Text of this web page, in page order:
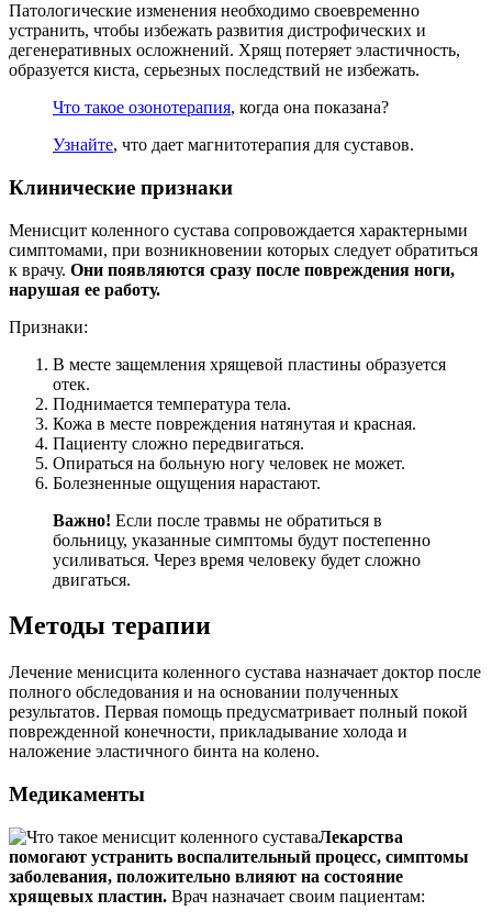
Патологические изменения необходимо своевременно
устранить, чтобы избежать развития дистрофических и
дегенеративных осложнений. Хрящ потеряет эластичность,
образуется киста, серьезных последствий не избежать.
Что такое озонотерапия, когда она показана?
Узнайте, что дает магнитотерапия для суставов.
Клинические признаки
Менисцит коленного сустава сопровождается характерными
симптомами, при возникновении которых следует обратиться
к врачу. Они появляются сразу после повреждения ноги,
нарушая ее работу.
Признаки:
В месте защемления хрящевой пластины образуется
отек.
Поднимается температура тела.
Кожа в месте повреждения натянутая и красная.
Пациенту сложно передвигаться.
Опираться на больную ногу человек не может.
Болезненные ощущения нарастают.
Важно! Если после травмы не обратиться в
больницу, указанные симптомы будут постепенно
усиливаться. Через время человеку будет сложно
двигаться.
Методы терапии
Лечение менисцита коленного сустава назначает доктор после
полного обследования и на основании полученных
результатов. Первая помощь предусматривает полный покой
поврежденной конечности, прикладывание холода и
наложение эластичного бинта на колено.
Медикаменты
Лекарства
помогают устранить воспалительный процесс, симптомы
заболевания, положительно влияют на состояние
хрящевых пластин. Врач назначает своим пациентам: